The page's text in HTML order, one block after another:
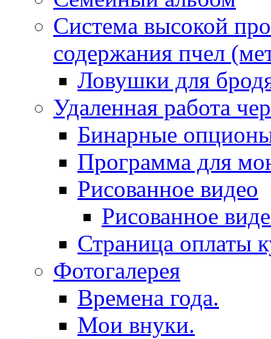
Система высокой
содержания пчел
Ловушки для
Удаленная работа
Бинарные
Программа для
Рисованное видео
Рисованное
Страница оплаты
Фотогалерея
Времена года.
Мои внуки.